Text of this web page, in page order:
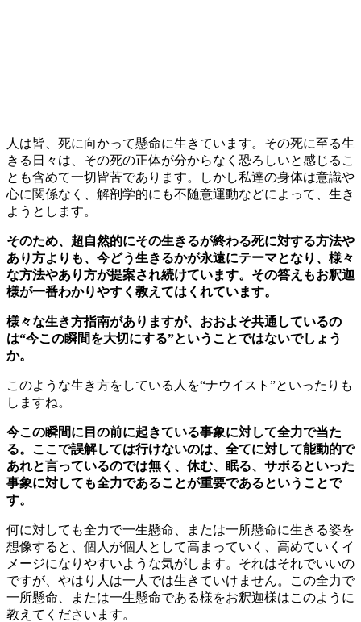
人は皆、死に向かって懸命に生きています。その死に至る生
きる日々は、その死の正体が分からなく恐ろしいと感じるこ
とも含めて一切皆苦であります。しかし私達の身体は意識や
心に関係なく、解剖学的にも不随意運動などによって、生き
ようとします。
そのため、超自然的にその生きるが終わる死に対する方法や
あり方よりも、今どう生きるかが永遠にテーマとなり、様々
な方法やあり方が提案され続けています。その答えもお釈迦
様が一番わかりやすく教えてはくれています。
様々な生き方指南がありますが、おおよそ共通しているの
は“今この瞬間を大切にする”ということではないでしょう
か。
このような生き方をしている人を“ナウイスト”といったりも
しますね。
今この瞬間に目の前に起きている事象に対して全力で当た
る。ここで誤解しては行けないのは、全てに対して能動的で
あれと言っているのでは無く、休む、眠る、サボるといった
事象に対しても全力であることが重要であるということで
す。
何に対しても全力で一生懸命、または一所懸命に生きる姿を
想像すると、個人が個人として高まっていく、高めていくイ
メージになりやすいような気がします。それはそれでいいの
ですが、やはり人は一人では生きていけません。この全力で
一所懸命、または一生懸命である様をお釈迦様はこのように
教えてくださいます。